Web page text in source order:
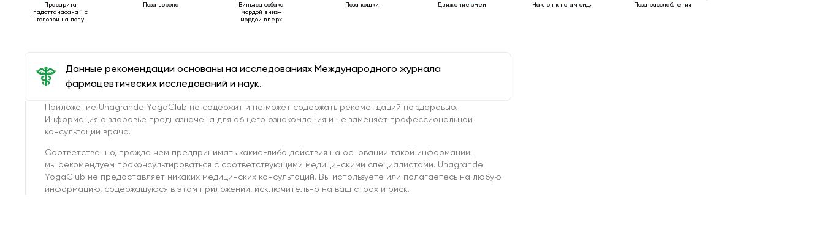
Прасарита
падоттанасана 1 с
головой на полу
Поза ворона
Виньяса собака
мордой вниз–
мордой вверх
Поза кошки Движение змеи Наклон к ногам сидя Поза расслабления
Данные рекомендации основаны на исследованиях Международного журнала
фармацевтических исследований и наук.
Приложение Unagrande YogaClub не содержит и не может содержать рекомендаций по здоровью.
Информация о здоровье предназначена для общего ознакомления и не заменяет профессиональной
консультации врача.
Соответственно, прежде чем предпринимать какие-либо действия на основании такой информации,
мы рекомендуем проконсультироваться с соответствующими медицинскими специалистами. Unagrande
YogaClub не предоставляет никаких медицинских консультаций. Вы используете или полагаетесь на любую
информацию, содержащуюся в этом приложении, исключительно на ваш страх и риск.